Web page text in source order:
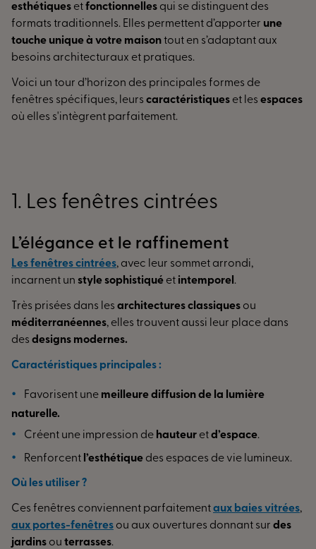
esthétiques etfonctionnelles qui se distinguent des
formats traditionnels. Elles permettent d’apporter une
touche unique à votre maisontout en s’adaptant aux
besoins architecturaux et pratiques.
Voici un tour d’horizon des principales formes de
fenêtres spécifiques, leurs caractéristiques et les espaces
où elles s'intègrent parfaitement.
1. Les fenêtres cintrées
L’élégance et le raffinement
Lesfenêtres cintrées, avec leur sommet arrondi,
incarnent un style sophistiqué et intemporel .
Très prisées dans les architectures classiques ou
méditerranéennes, elles trouvent aussi leur place dans
des designs modernes.
Caractéristiques principales :
Favorisent une meilleure diffusion de la lumière
naturelle.
Créent une impression de hauteur etd’espace.
Renforcent l’esthétique des espaces de vie lumineux.
Où les utiliser ?
Ces fenêtres conviennent parfaitementaux baies vitrées,
aux portes-fenêtres ou aux ouvertures donnant sur des
jardins ou terrasses.